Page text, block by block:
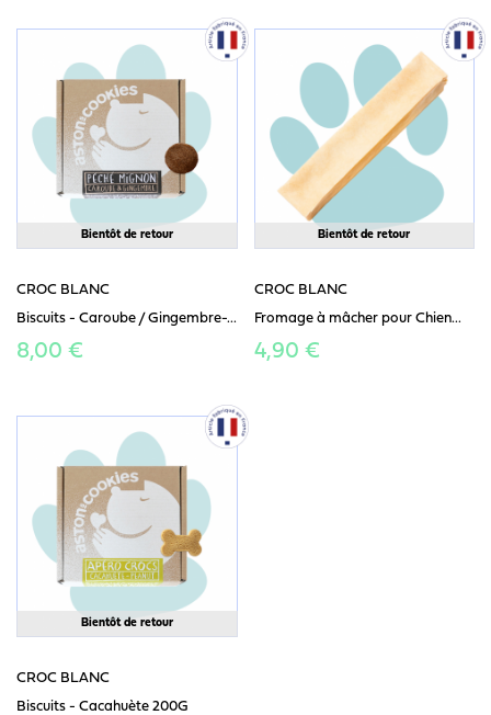
Bientôt de retour
CROC BLANC
Biscuits - Caroube / Gingembre-...
8,00 €
Bientôt de retour
CROC BLANC
Fromage à mâcher pour Chien...
4,90 €
Bientôt de retour
CROC BLANC
Biscuits - Cacahuète 200G